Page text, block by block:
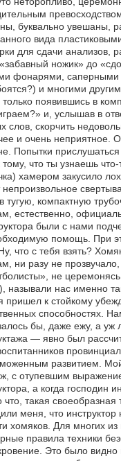
буквально увешаны,
вида
для сдачи анализов,
ножик» до
фонарями, саперными
и многими
появившись в
и, услышав в
слов, скорчить
и очень неприятное.
Попытки
что ты узнаешь
хамером закусило
компактную
естественно,
были с нами
помощь. При
что с тебя взять?
ни разу не прозвучало,
не
называли нас именно
к стойкому
способностях.
бы, даже ежу, а уж
— явно был
развитием.
с отупевшим
а когда господин
такая
меня, что инструктор
хомяков. Для многих из
правила техники
Это было